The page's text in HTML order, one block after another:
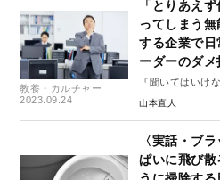
教養・カルチャー
2023.09.24
「とりあえ
ってしまう
する企業で日
ーダーのダメ
『聞いてはいけ
山本直人
〈実話・ブ
ぱいに飛び散